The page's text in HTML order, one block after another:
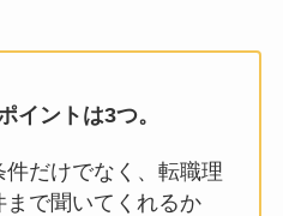
イントは3つ。
件だけでなく、転職理
で聞いてくれるか